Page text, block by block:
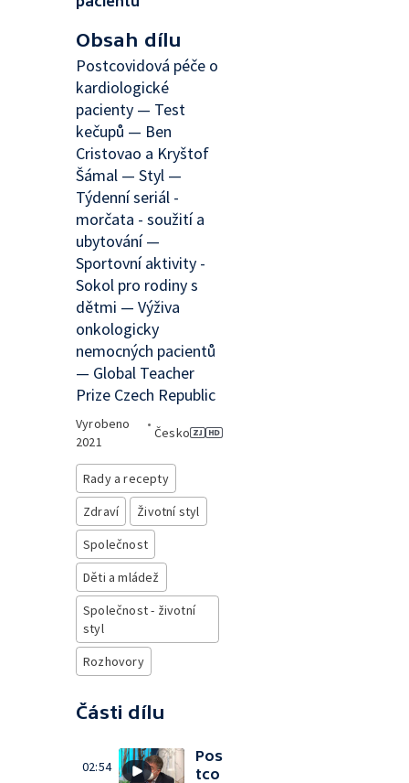
Obsah dílu
Postcovidová péče o
kardiologické
pacienty — Test
kečupů — Ben
Cristovao a Kryštof
Šámal — Styl —
Týdenní seriál -
morčata - soužití a
ubytování —
Sportovní aktivity -
Sokol pro rodiny s
dětmi — Výživa
onkologicky
nemocných pacientů
— Global Teacher
Prize Czech Republic
Vyrobeno
2021
•
Česko
Rady a recepty
Zdraví
Životní styl
Společnost
Děti a mládež
Společnost - životní
styl
Rozhovory
Části dílu
02:54
Pos
tco